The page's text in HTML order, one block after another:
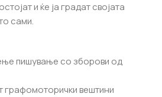
и ќе ја градат својата
сами.
пишување со зборови од
графомоторички вештини